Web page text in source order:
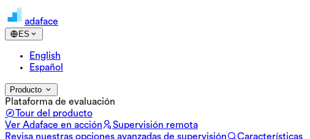
adaface
ES
English
Español
Producto
Plataforma de evaluación
Tour del producto
Ver Adaface en acción
Supervisión remota
Revisa nuestras opciones avanzadas de supervisión
Características